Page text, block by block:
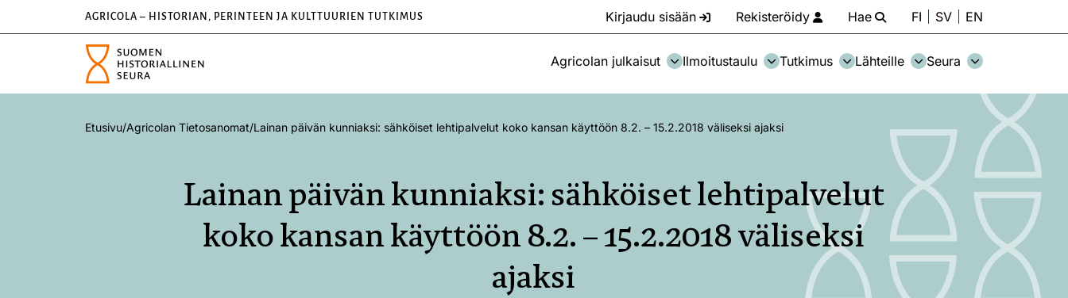
AGRICOLA – HISTORIAN, PERINTEEN JA KULTTUURIEN TUTKIMUS Kirjaudu sisään Rekisteröidy Hae FI SV EN
Agricolan julkaisut Ilmoitustaulu Tutkimus Lähteille Seura
Etusivu/Agricolan Tietosanomat/Lainan päivän kunniaksi: sähköiset lehtipalvelut koko kansan käyttöön 8.2. – 15.2.2018 väliseksi ajaksi
Lainan päivän kunniaksi: sähköiset lehtipalvelut
koko kansan käyttöön 8.2. – 15.2.2018 väliseksi
ajaksi